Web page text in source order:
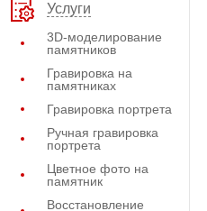
Услуги
3D-моделирование
памятников
Гравировка на
памятниках
Гравировка портрета
Ручная гравировка
портрета
Цветное фото на
памятник
Восстановление